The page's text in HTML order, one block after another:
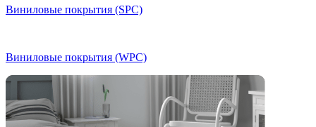
Виниловые покрытия (SPC)
Виниловые покрытия (WPC)